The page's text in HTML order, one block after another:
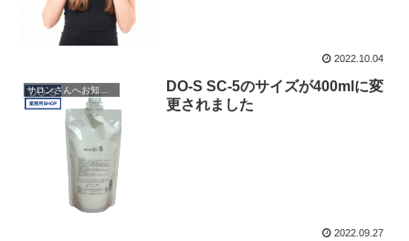
2022.10.04
DO-S SC-5のサイズが400mlに変
更されました
2022.09.27